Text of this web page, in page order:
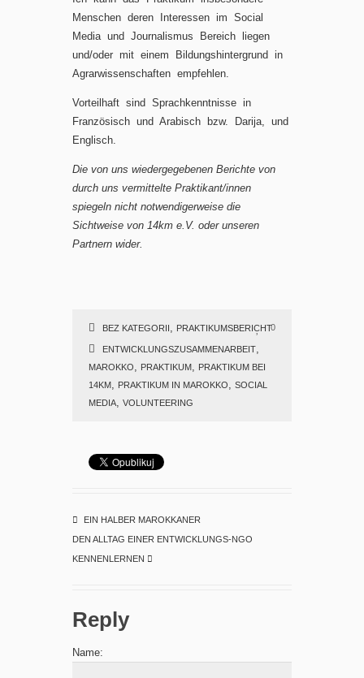
Menschen deren Interessen im Social
Media und Journalismus Bereich liegen
und/oder mit einem Bildungshintergrund in
Agrarwissenschaften empfehlen.
Vorteilhaft sind Sprachkenntnisse in
Französisch und Arabisch bzw. Darija, und
Englisch.
Die von uns wiedergegebenen Berichte von
durch uns vermittelte Praktikant/innen
spiegeln nicht notwendigerweise die
Sichtweise von 14km e.V. oder unseren
Partnern wider.
BEZ KATEGORII PRAKTIKUMSBERICHT
ENTWICKLUNGSZUSAMMENARBEIT
MAROKKO PRAKTIKUM
PRAKTIKUM BEI
14KM
PRAKTIKUM IN MAROKKO
SOCIAL
MEDIA
VOLUNTEERING
0
EIN HALBER MAROKKANER
DEN ALLTAG EINER ENTWICKLUNGS-NGO
KENNENLERNEN
Reply
Name: